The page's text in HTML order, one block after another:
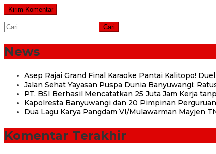
Cari
untuk:
News
Asep Rajai Grand Final Karaoke Pantai Kalitopo!
Jalan Sehat Yayasan Puspa Dunia Banyuwangi:
PT. BSI Berhasil Mencatatkan 25 Juta Jam Kerja
Kapolresta Banyuwangi dan 20 Pimpinan
Dua Lagu Karya Pangdam VI/Mulawarman Mayjen
Komentar Terakhir